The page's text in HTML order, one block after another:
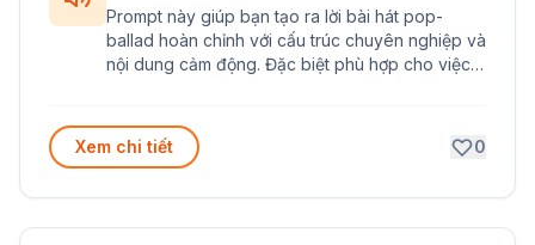
Prompt này giúp bạn tạo ra lời bài hát pop-
ballad hoàn chỉnh với cấu trúc chuyên nghiệp và
nội dung cảm động. Đặc biệt phù hợp cho việc
Xem chi tiết
0